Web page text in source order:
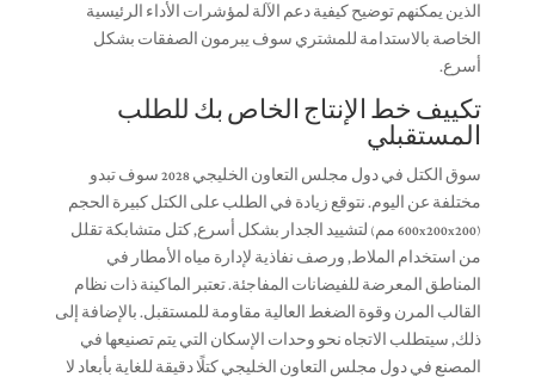
الذين يمكنهم توضيح كيفية دعم الآلة لمؤشرات الأداء الرئيسية
الخاصة بالاستدامة للمشتري سوف يبرمون الصفقات بشكل
أسرع.
تكييف خط الإنتاج الخاص بك للطلب
المستقبلي
سوق الكتل في دول مجلس التعاون الخليجي 2028 سوف تبدو
مختلفة عن اليوم. نتوقع زيادة في الطلب على الكتل كبيرة الحجم
(600x200x200 مم) لتشييد الجدار بشكل أسرع, كتل متشابكة تقلل
من استخدام الملاط, ورصف نفاذية لإدارة مياه الأمطار في
المناطق المعرضة للفيضانات المفاجئة. تعتبر الماكينة ذات نظام
القالب المرن وقوة الضغط العالية مقاومة للمستقبل. بالإضافة إلى
ذلك, سيتطلب الاتجاه نحو وحدات الإسكان التي يتم تصنيعها في
المصنع في دول مجلس التعاون الخليجي كتلًا دقيقة للغاية بأبعاد لا